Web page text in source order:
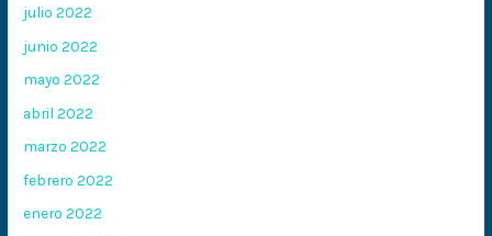
julio 2022
junio 2022
mayo 2022
abril 2022
marzo 2022
febrero 2022
enero 2022